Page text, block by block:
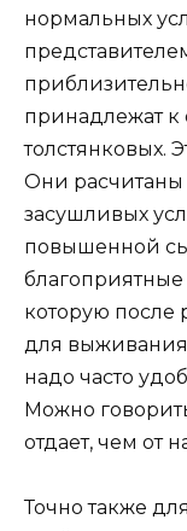
нормальных
принадлежат
толстянковых.
Они расчитаны
засушливых
повышенной
которую после
для выживания.
надо часто
Можно
отдает, чем от
Точно также